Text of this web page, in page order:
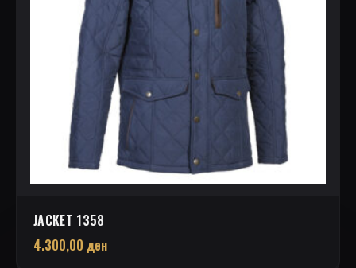
JACKET 1358
4.300,00 ден